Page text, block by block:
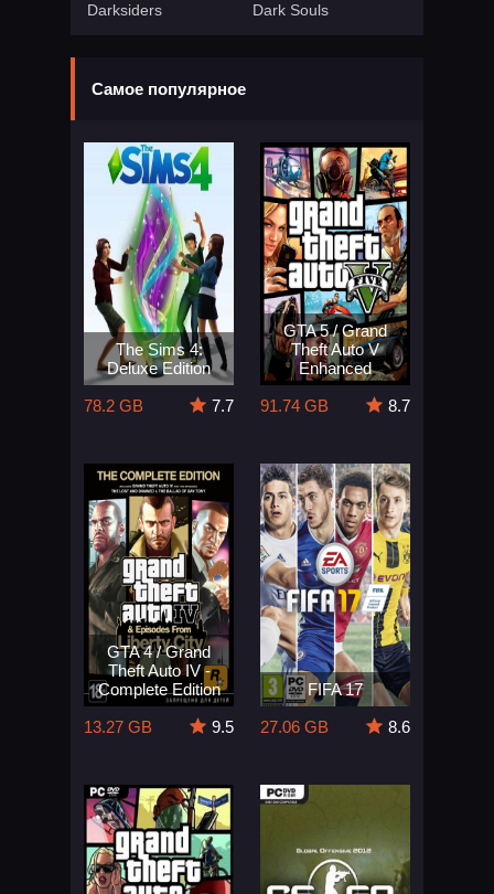
Darksiders
Dark Souls
Самое популярное
The Sims 4:
Deluxe Edition
78.2 GB
7.7
GTA 5 / Grand
Theft Auto V
Enhanced
91.74 GB
8.7
GTA 4 / Grand
Theft Auto IV -
Complete Edition
13.27 GB
9.5
FIFA 17
27.06 GB
8.6